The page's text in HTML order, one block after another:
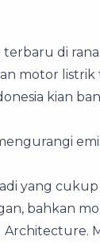
di
motor
kian
yang
bahkan